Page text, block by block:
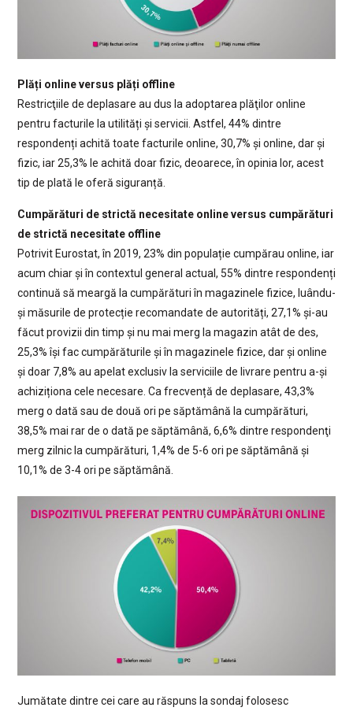
Plăți online versus plăți offline
Restricţiile de deplasare au dus la adoptarea plăţilor online
pentru facturile la utilități și servicii. Astfel, 44% dintre
respondenți achită toate facturile online, 30,7% și online, dar și
fizic, iar 25,3% le achită doar fizic, deoarece, în opinia lor, acest
tip de plată le oferă siguranță.
Cumpărături de strictă necesitate online versus cumpărături
de strictă necesitate offline
Potrivit Eurostat, în 2019, 23% din populație cumpărau online, iar
acum chiar și în contextul general actual, 55% dintre respondenți
continuă să meargă la cumpărături în magazinele fizice, luându-
și măsurile de protecție recomandate de autorități, 27,1% și-au
făcut provizii din timp și nu mai merg la magazin atât de des,
25,3% își fac cumpărăturile și în magazinele fizice, dar și online
și doar 7,8% au apelat exclusiv la serviciile de livrare pentru a-și
achiziționa cele necesare. Ca frecvență de deplasare, 43,3%
merg o dată sau de două ori pe săptămână la cumpărături,
38,5% mai rar de o dată pe săptămână, 6,6% dintre respondenţi
merg zilnic la cumpărături, 1,4% de 5-6 ori pe săptămână și
10,1% de 3-4 ori pe săptămână.
Jumătate dintre cei care au răspuns la sondaj folosesc